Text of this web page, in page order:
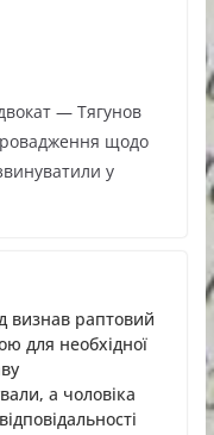
— Тягунов
щодо
у
визнав раптовий
для необхідної
а чоловіка